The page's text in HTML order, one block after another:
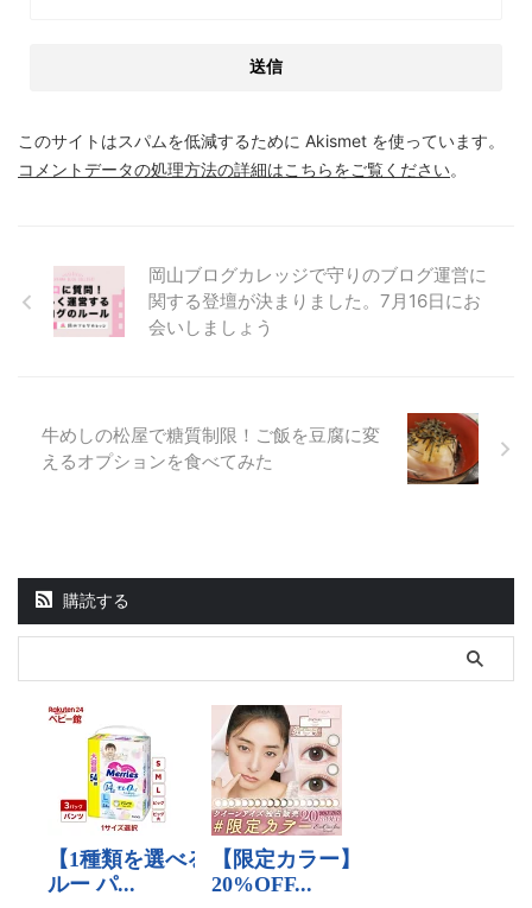
このサイトはスパムを低減するために Akismet を使っています。
コメントデータの処理方法の詳細はこちらをご覧ください。
岡山ブログカレッジで守りのブログ運営に
関する登壇が決まりました。7月16日にお
会いしましょう
牛めしの松屋で糖質制限！ご飯を豆腐に変
えるオプションを食べてみた
購読する